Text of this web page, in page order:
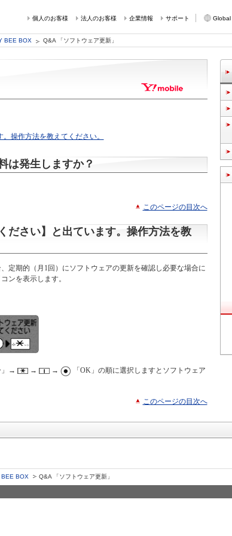
個人のお客様 法人のお客様 企業情報 サポート Global
BEE BOX Q&A 「ソフトウェア更新」
操作方法を教えてください。
は発生しますか？
このページの目次へ
ださい】と出ています。操作方法を教
定期的（月1回）にソフトウェアの更新を確認し必要な場合に
ンを表示します。
」→ → →
「OK」の順に選択しますとソフトウェア
このページの目次へ
BEE BOX Q&A 「ソフトウェア更新」